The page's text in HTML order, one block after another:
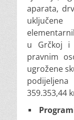
aparata,
u Grčkoj i
pravnim
ugrožene
359.353,44